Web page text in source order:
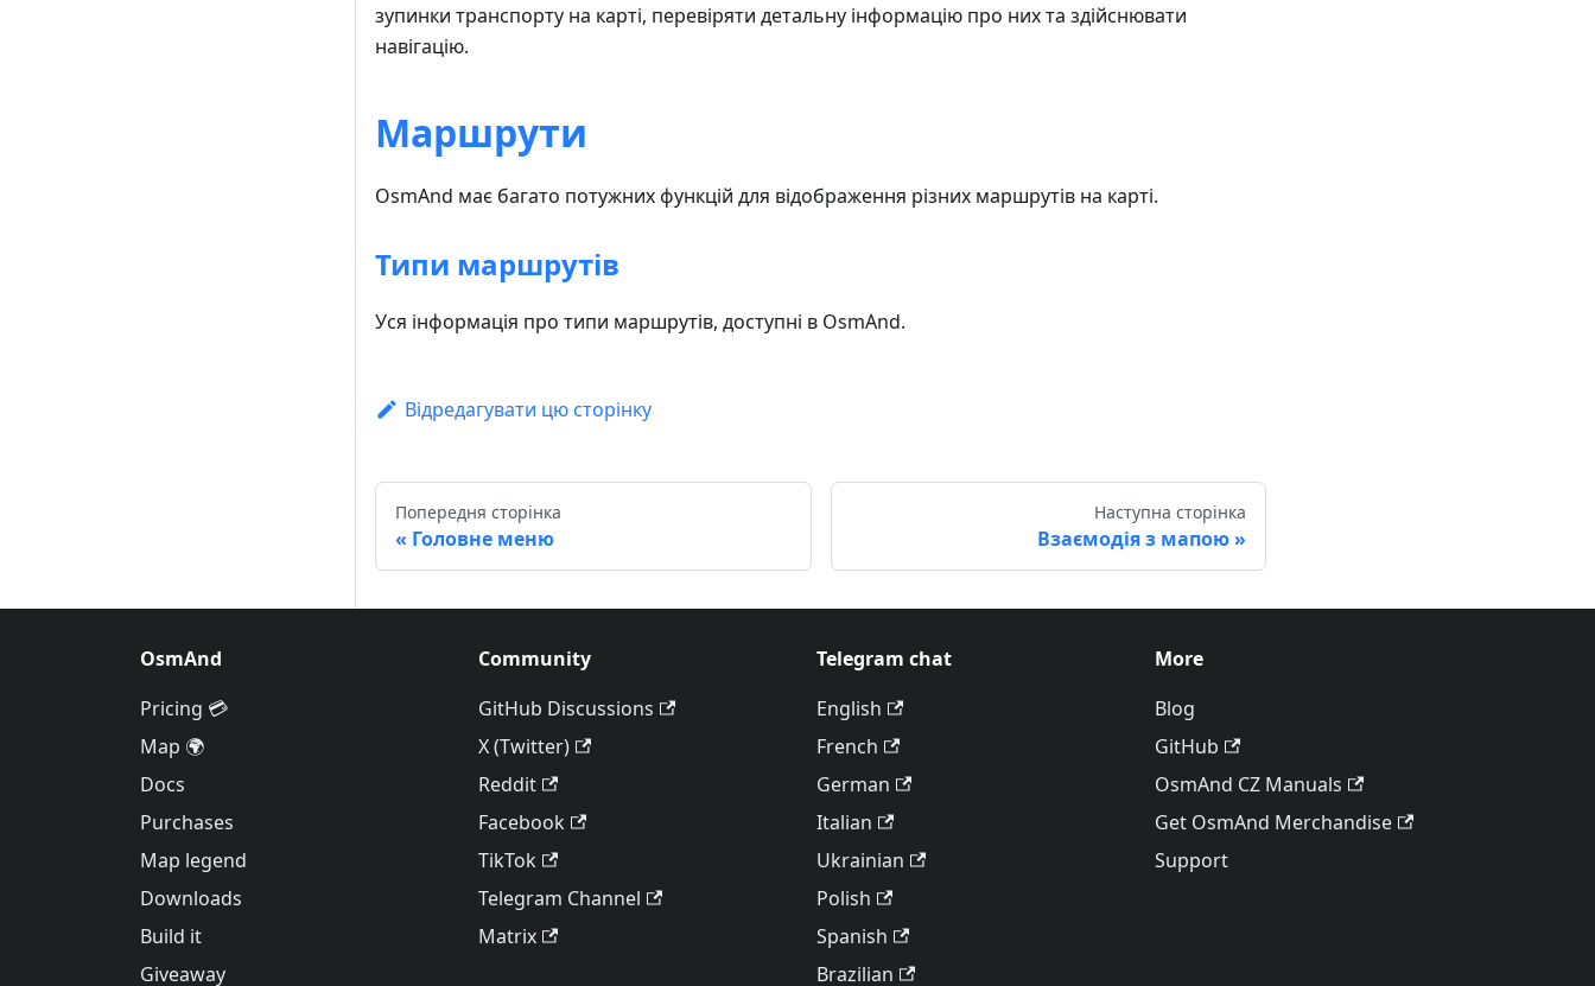
зупинки транспорту на карті, перевіряти детальну інформацію про них та здійснювати
навігацію.
Маршрути
OsmAnd має багато потужних функцій для відображення різних маршрутів на карті.
Типи маршрутів
Уся інформація про типи маршрутів, доступні в OsmAnd.
Відредагувати цю сторінку
Попередня сторінка
Головне меню
Наступна сторінка
Взаємодія з мапою
OsmAnd
Pricing 💳
Map 🌍
Docs
Purchases
Map legend
Downloads
Build it
Giveaway
Community
GitHub Discussions
X (Twitter)
Reddit
Facebook
TikTok
Telegram Channel
Matrix
Telegram chat
English
French
German
Italian
Ukrainian
Polish
Spanish
Brazilian
More
Blog
GitHub
OsmAnd CZ Manuals
Get OsmAnd Merchandise
Support